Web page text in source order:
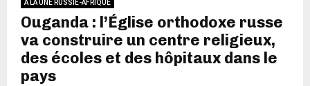
A LA UNE RUSSIE-AFRIQUE
Ouganda : l’Église orthodoxe russe
va construire un centre religieux,
des écoles et des hôpitaux dans le
pays